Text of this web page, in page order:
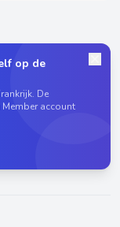
op de
De
account